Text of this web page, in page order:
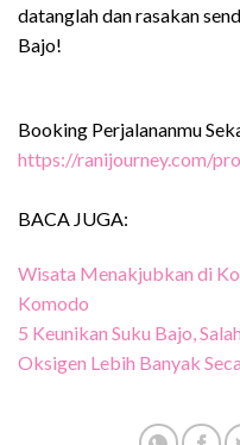
datanglah dan rasakan
Bajo!
Booking Perjalananmu
https://ranijourney.com/
BACA JUGA:
Wisata Menakjubkan di
Komodo
5 Keunikan Suku Bajo,
Oksigen Lebih Banyak